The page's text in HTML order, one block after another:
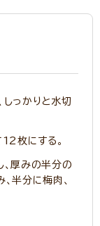
しっかりと水切
枚にする。
厚みの半分の
半分に梅肉、